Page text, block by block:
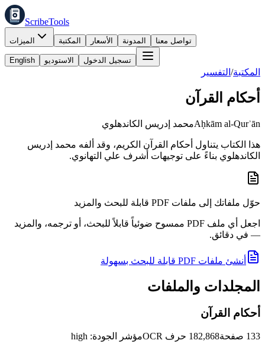
ScribeTools
الميزات المكتبة الأسعار المدونة تواصل معنا
English الاستوديو تسجيل الدخول
المكتبة/ التفسير
أحكام القرآن
Aḥkām al-Qurʾānمحمد إدريس الكاندهلوي
هذا الكتاب يتناول أحكام القرآن الكريم، وقد ألفه محمد إدريس
الكاندهلوي بناءً على توجيهات أشرف علي التهانوي.
حوّل ملفاتك إلى ملفات PDF قابلة للبحث والمزيد
اجعل أي ملف PDF ممسوح ضوئياً قابلاً للبحث، أو ترجمه، والمزيد
— في دقائق.
أنشئ ملفات PDF قابلة للبحث بسهولة
المجلدات والملفات
أحكام القرآن
133 صفحة182,868 حرف OCR مؤشر الجودة:
high